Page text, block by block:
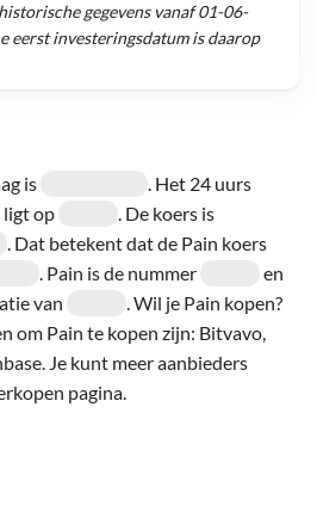
is
. Het 24 uurs
ligt op
. De koers is
. Dat betekent dat de Pain koers
. Pain is de nummer
en
van
. Wil je Pain kopen?
om Pain te kopen zijn: Bitvavo,
Je kunt meer aanbieders
pagina.
gegevens vanaf01-06-
eerst investeringsdatum is daarop